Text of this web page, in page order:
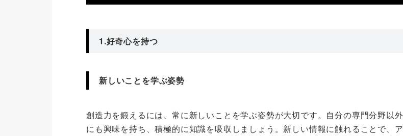
1.好奇心を持つ
新しいことを学ぶ姿勢
創造力を鍛えるには、常に新しいことを学ぶ姿勢が大切です。自分の専門分野以
にも興味を持ち、積極的に知識を吸収しましょう。新しい情報に触れることで、